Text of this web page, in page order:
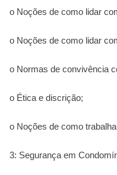
o Noções de como lidar
o Noções de como lidar
o Normas de convivência
o Ética e discrição;
o Noções de como
3: Segurança em